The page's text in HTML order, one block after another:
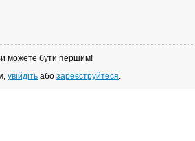
можете бути першим!
увійдіть або зареєструйтеся.